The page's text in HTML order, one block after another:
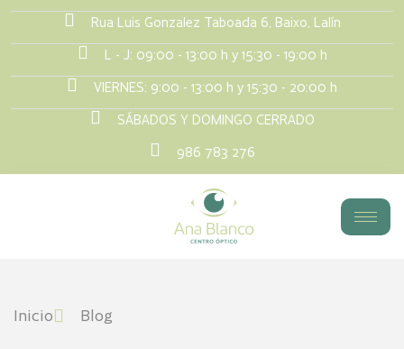
Rua Luis Gonzalez Taboada 6, Baixo, Lalín
L - J: 09:00 - 13:00 h y 15:30 - 19:00 h
VIERNES: 9:00 - 13:00 h y 15:30 - 20:00 h
SÁBADOS Y DOMINGO CERRADO
986 783 276
Inicio Blog